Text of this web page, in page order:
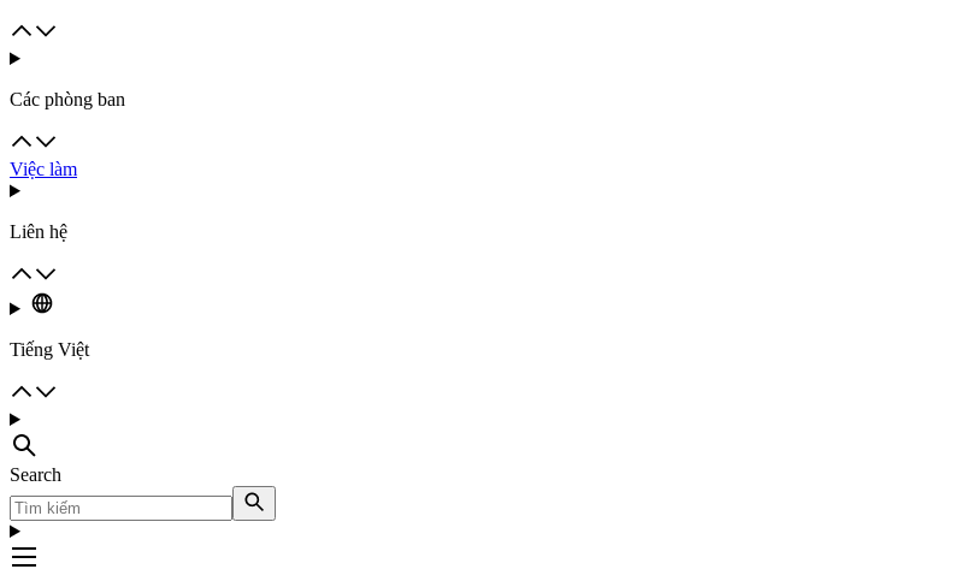
Các phòng ban
Việc làm
Liên hệ
Tiếng Việt
Search